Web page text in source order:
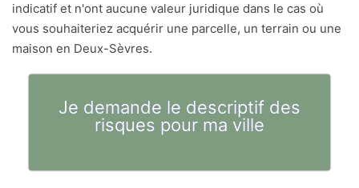
indicatif et n'ont aucune valeur juridique dans le cas où
vous souhaiteriez acquérir une parcelle, un terrain ou une
maison en Deux-Sèvres.
Je demande le descriptif des
risques pour ma ville